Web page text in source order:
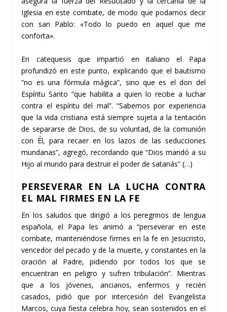
Iglesia en este combate, de modo que podamos decir
con san Pablo: «Todo lo puedo en aquel que me
conforta».
En catequesis que impartió en italiano el Papa
profundizó en este punto, explicando que el bautismo
“no es una fórmula mágica”, sino que es el don del
Espíritu Santo “que habilita a quien lo recibe a luchar
contra el espíritu del mal”. “Sabemos por experiencia
que la vida cristiana está siempre sujeta a la tentación
de separarse de Dios, de su voluntad, de la comunión
con Él, para recaer en los lazos de las seducciones
mundanas”, agregó, recordando que “Dios mandó a su
Hijo al mundo para destruir el poder de satanás” (…)
PERSEVERAR EN LA LUCHA CONTRA
EL MAL FIRMES EN LA FE
En los saludos que dirigió a los peregrinos de lengua
española, el Papa les animó a “perseverar en este
combate, manteniéndose firmes en la fe en Jesucristo,
vencedor del pecado y de la muerte, y constantes en la
oración al Padre, pidiendo por todos los que se
encuentran en peligro y sufren tribulación”. Mientras
que a los jóvenes, ancianos, enfermos y recién
casados, pidió que por intercesión del Evangelista
Marcos, cuya fiesta celebra hoy, sean sostenidos en el